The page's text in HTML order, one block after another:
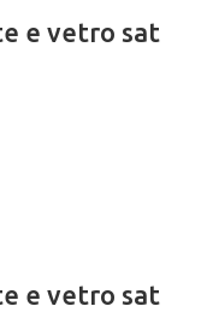
e vetro sat
e vetro sat